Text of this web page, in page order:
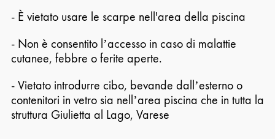
- È vietato usare le scarpe nell'area della piscina
- Non è consentito l’accesso in caso di malattie
cutanee, febbre o ferite aperte.
- Vietato introdurre cibo, bevande dall’esterno o
contenitori in vetro sia nell’area piscina che in tutta la
struttura Giulietta al Lago, Varese